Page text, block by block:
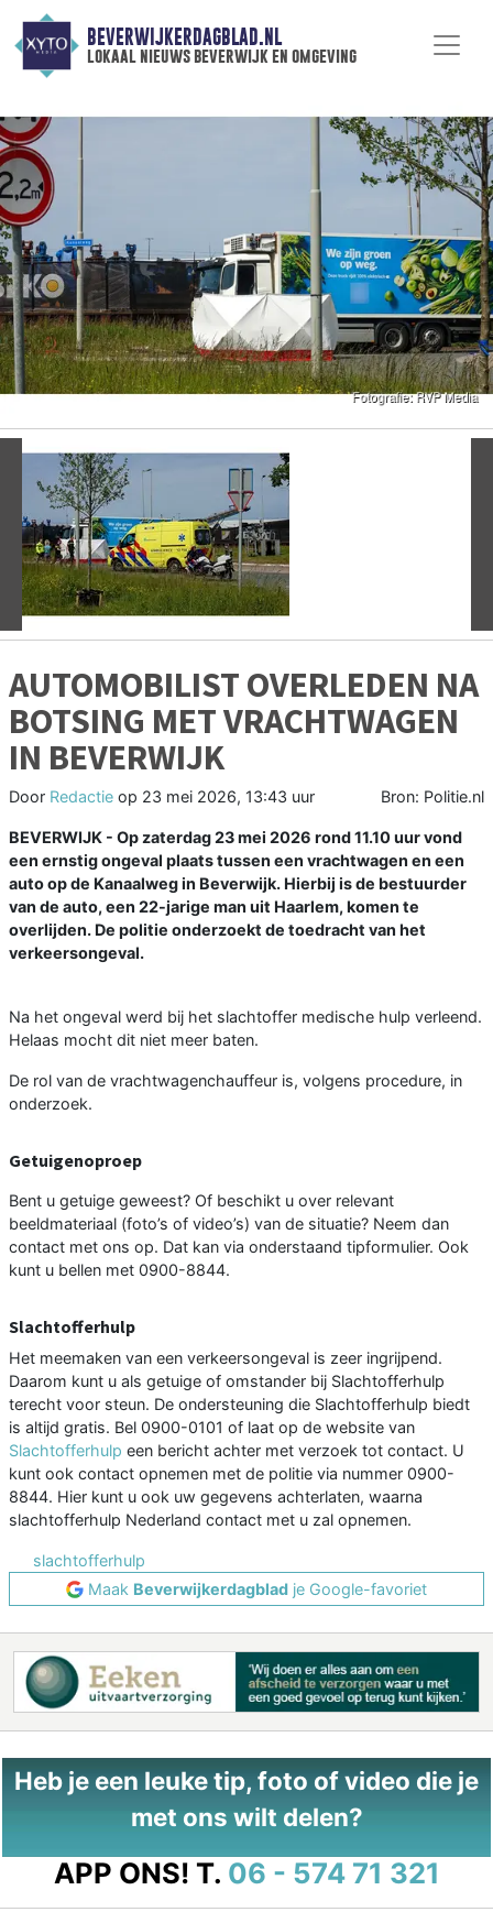
BEVERWIJKERDAGBLAD.NL
lokaal nieuws beverwijk en omgeving
Vorige
AUTOMOBILIST OVERLEDEN NA
BOTSING MET VRACHTWAGEN
IN BEVERWIJK
Door Redactie op 23 mei 2026, 13:43 uur Bron: Politie.nl
BEVERWIJK - Op zaterdag 23 mei 2026 rond 11.10 uur vond
een ernstig ongeval plaats tussen een vrachtwagen en een
auto op de Kanaalweg in Beverwijk. Hierbij is de bestuurder
van de auto, een 22-jarige man uit Haarlem, komen te
overlijden. De politie onderzoekt de toedracht van het
verkeersongeval.
Na het ongeval werd bij het slachtoffer medische hulp verleend.
Helaas mocht dit niet meer baten.
De rol van de vrachtwagenchauffeur is, volgens procedure, in
onderzoek.
Getuigenoproep
Bent u getuige geweest? Of beschikt u over relevant
beeldmateriaal (foto’s of video’s) van de situatie? Neem dan
contact met ons op. Dat kan via onderstaand tipformulier. Ook
kunt u bellen met 0900-8844.
Slachtofferhulp
Het meemaken van een verkeersongeval is zeer ingrijpend.
Daarom kunt u als getuige of omstander bij Slachtofferhulp
terecht voor steun. De ondersteuning die Slachtofferhulp biedt
is altijd gratis. Bel 0900-0101 of laat op de website van
Slachtofferhulp een bericht achter met verzoek tot contact. U
kunt ook contact opnemen met de politie via nummer 0900-
8844. Hier kunt u ook uw gegevens achterlaten, waarna
slachtofferhulp Nederland contact met u zal opnemen.
slachtofferhulp
Maak Beverwijkerdagblad je Google-favoriet
Heb je een leuke tip, foto of video die je
met ons wilt delen?
APP ONS! T. 06 - 574 71 321